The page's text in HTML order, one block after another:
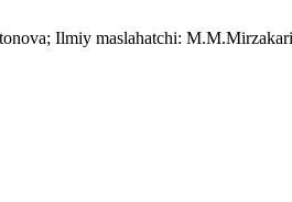
Ilmiy maslahatchi: